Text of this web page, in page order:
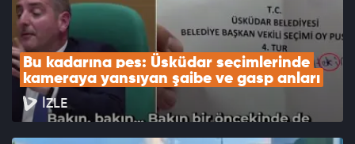
Bu kadarına pes: Üsküdar seçimlerinde
kameraya yansıyan şaibe ve gasp anları
İZLE